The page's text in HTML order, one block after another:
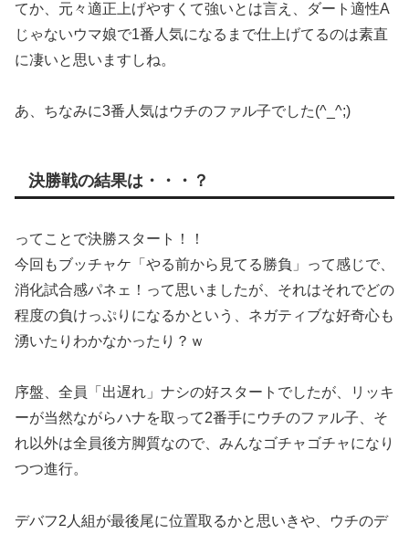
てか、元々適正上げやすくて強いとは言え、ダート適性A
じゃないウマ娘で1番人気になるまで仕上げてるのは素直
に凄いと思いますしね。
あ、ちなみに3番人気はウチのファル子でした(^_^;)
決勝戦の結果は・・・？
ってことで決勝スタート！！
今回もブッチャケ「やる前から見てる勝負」って感じで、
消化試合感パネェ！って思いましたが、それはそれでどの
程度の負けっぷりになるかという、ネガティブな好奇心も
湧いたりわかなかったり？ｗ
序盤、全員「出遅れ」ナシの好スタートでしたが、リッキ
ーが当然ながらハナを取って2番手にウチのファル子、そ
れ以外は全員後方脚質なので、みんなゴチャゴチャになり
つつ進行。
デバフ2人組が最後尾に位置取るかと思いきや、ウチのデ